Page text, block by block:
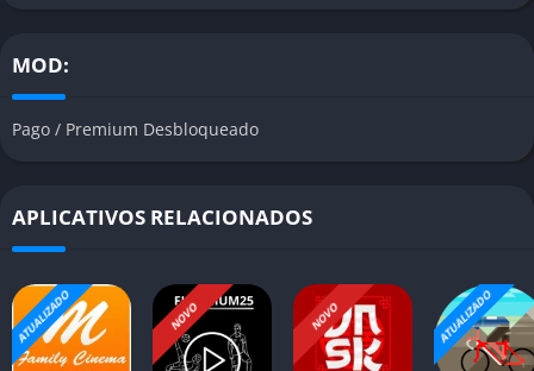
MOD:
Pago / Premium Desbloqueado
APLICATIVOS RELACIONADOS
ATUALIZADO NOVO NOVO ATUALIZADO